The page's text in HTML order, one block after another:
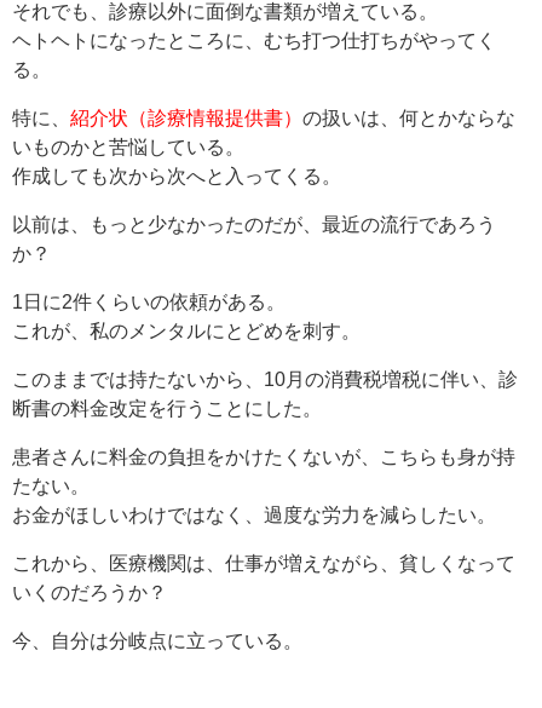
それでも、診療以外に面倒な書類が増えている。
ヘトヘトになったところに、むち打つ仕打ちがやってく
る。
特に、 紹介状（診療情報提供書） の扱いは、何とかならな
いものかと苦悩している。
作成しても次から次へと入ってくる。
以前は、もっと少なかったのだが、最近の流行であろう
か？
1日に2件くらいの依頼がある。
これが、私のメンタルにとどめを刺す。
このままでは持たないから、10月の消費税増税に伴い、診
断書の料金改定を行うことにした。
患者さんに料金の負担をかけたくないが、こちらも身が持
たない。
お金がほしいわけではなく、過度な労力を減らしたい。
これから、医療機関は、仕事が増えながら、貧しくなって
いくのだろうか？
今、自分は分岐点に立っている。